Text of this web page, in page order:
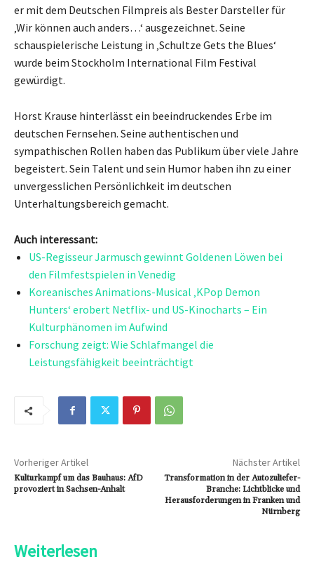
er mit dem Deutschen Filmpreis als Bester Darsteller für
‚Wir können auch anders…‘ ausgezeichnet. Seine
schauspielerische Leistung in ‚Schultze Gets the Blues‘
wurde beim Stockholm International Film Festival
gewürdigt.
Horst Krause hinterlässt ein beeindruckendes Erbe im
deutschen Fernsehen. Seine authentischen und
sympathischen Rollen haben das Publikum über viele Jahre
begeistert. Sein Talent und sein Humor haben ihn zu einer
unvergesslichen Persönlichkeit im deutschen
Unterhaltungsbereich gemacht.
Auch interessant:
US-Regisseur Jarmusch gewinnt Goldenen Löwen bei
den Filmfestspielen in Venedig
Koreanisches Animations-Musical ‚KPop Demon
Hunters‘ erobert Netflix- und US-Kinocharts – Ein
Kulturphänomen im Aufwind
Forschung zeigt: Wie Schlafmangel die
Leistungsfähigkeit beeinträchtigt
Vorheriger Artikel
Kulturkampf um das Bauhaus: AfD
provoziert in Sachsen-Anhalt
Nächster Artikel
Transformation in der Autozuliefer-
Branche: Lichtblicke und
Herausforderungen in Franken und
Nürnberg
Weiterlesen